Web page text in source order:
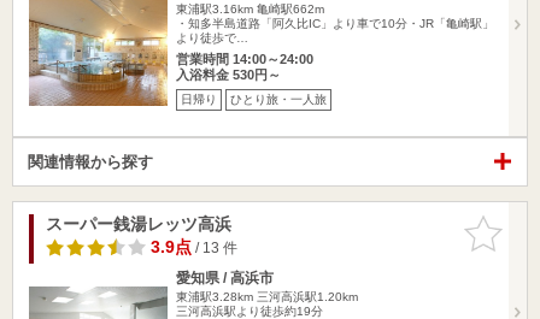
東浦駅3.16km 亀崎駅662m
・知多半島道路「阿久比IC」より車で10分・JR「亀崎駅」
より徒歩で…
営業時間 14:00～24:00
入浴料金 530円～
日帰り ひとり旅・一人旅
関連情報から探す
お気に入
りに追加
スーパー銭湯レッツ高浜
3.9点/ 13 件
愛知県 / 高浜市
東浦駅3.28km 三河高浜駅1.20km
三河高浜駅より徒歩約19分